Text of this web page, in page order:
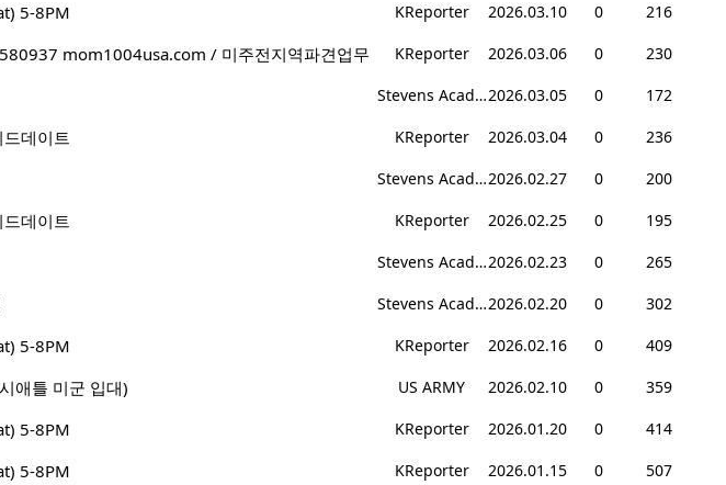
5-8PM KReporter 2026.03.10 0
216
mom1004usa.com / 미주전지역파견업무 KReporter 2026.03.06 0
230
Stevens Academy2026.03.05 0
172
데이트 KReporter 2026.03.04 0
236
Stevens Academy2026.02.27 0
200
데이트 KReporter 2026.02.25 0
195
Stevens Academy2026.02.23 0
265
Stevens Academy2026.02.20 0
302
5-8PM KReporter 2026.02.16 0
409
애틀 미군 입대) US ARMY 2026.02.10 0
359
5-8PM KReporter 2026.01.20 0
414
5-8PM KReporter 2026.01.15 0 507